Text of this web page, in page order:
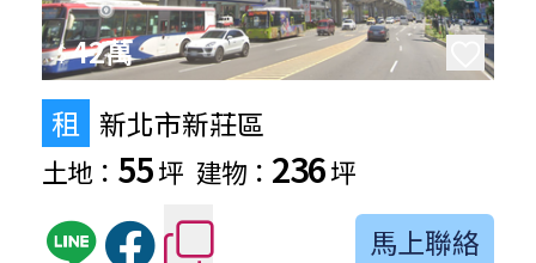
$42萬
租 新北市新莊區
土地： 55坪 建物： 236坪
馬上聯絡